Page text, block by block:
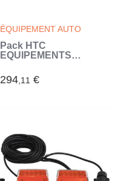
ÉQUIPEMENT AUTO
Pack HTC
EQUIPEMENTS
Tension 12V/220V
1200W avec
294,11 €